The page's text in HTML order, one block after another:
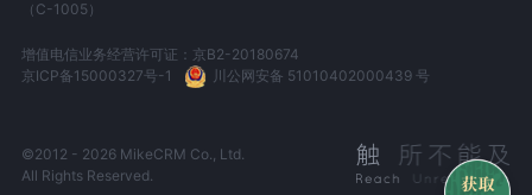
（C-1005）
增值电信业务经营许可证：京B2-20180674
京ICP备15000327号-1
川公网安备 51010402000439 号
©2012 - 2026 MikeCRM Co., Ltd.
All Rights Reserved.